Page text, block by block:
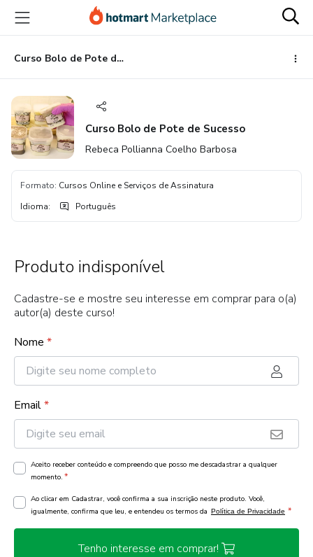
para
conteúdo
principal
para
pagamento
para
rodapé
Curso Bolo de Pote de Sucesso
Curso Bolo de Pote de Sucesso
Rebeca Pollianna Coelho Barbosa
Formato: Cursos Online e Serviços de Assinatura
Idioma: Português
Produto indisponível
Cadastre-se e mostre seu interesse em comprar para o(a)
autor(a) deste curso!
Nome *
Email*
Aceito receber conteúdo e compreendo que posso me descadastrar a qualquer
momento. *
Ao clicar em Cadastrar, você confirma a sua inscrição neste produto. Você,
igualmente, confirma que leu, e entendeu os termos da Política de Privacidade *
Tenho interesse em comprar!